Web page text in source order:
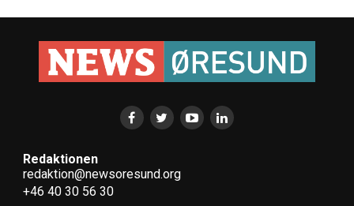
Redaktionen
redaktion@newsoresund.org
+46 40 30 56 30